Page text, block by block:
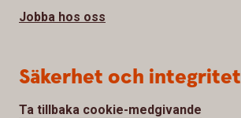
Jobba hos oss
Säkerhet och integritet
Ta tillbaka cookie-medgivande